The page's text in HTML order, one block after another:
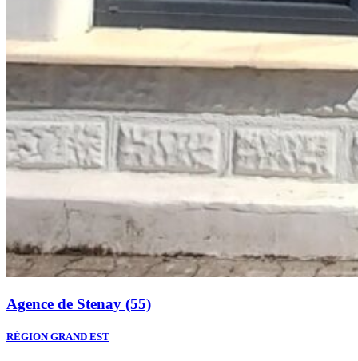
Agence de Stenay (55)
RÉGION GRAND EST